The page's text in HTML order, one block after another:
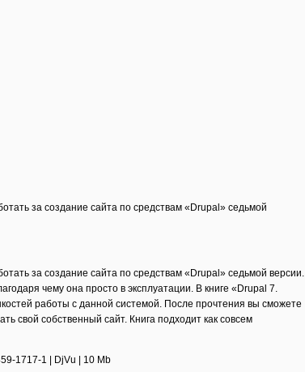
за создание сайта по средствам «Drupal» седьмой
за создание сайта по средствам «Drupal» седьмой версии.
чему она просто в эксплуатации. В книге «Drupal 7.
работы с данной системой. После прочтения вы сможете
свой собственный сайт. Книга подходит как совсем
1717-1 | DjVu | 10 Mb